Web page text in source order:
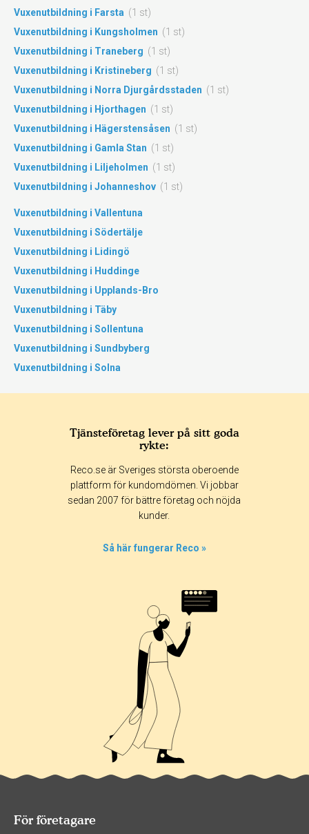
Vuxenutbildning i Farsta (1 st)
Vuxenutbildning i Kungsholmen (1 st)
Vuxenutbildning i Traneberg (1 st)
Vuxenutbildning i Kristineberg (1 st)
Vuxenutbildning i Norra Djurgårdsstaden (1 st)
Vuxenutbildning i Hjorthagen (1 st)
Vuxenutbildning i Hägerstensåsen (1 st)
Vuxenutbildning i Gamla Stan (1 st)
Vuxenutbildning i Liljeholmen (1 st)
Vuxenutbildning i Johanneshov (1 st)
Vuxenutbildning i Vallentuna
Vuxenutbildning i Södertälje
Vuxenutbildning i Lidingö
Vuxenutbildning i Huddinge
Vuxenutbildning i Upplands-Bro
Vuxenutbildning i Täby
Vuxenutbildning i Sollentuna
Vuxenutbildning i Sundbyberg
Vuxenutbildning i Solna
Tjänsteföretag lever på sitt goda
rykte:
Reco.se är Sveriges största oberoende
plattform för kundomdömen. Vi jobbar
sedan 2007 för bättre företag och nöjda
kunder.
Så här fungerar Reco »
För företagare